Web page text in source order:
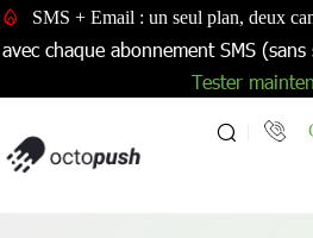
SMS + Email : un seul plan, deux
avec chaque abonnement SMS
Tester